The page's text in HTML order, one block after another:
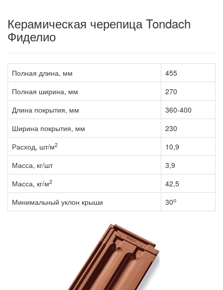
Керамическая черепица Tondach
Фиделио
Полная длина, мм
455
Полная ширина, мм
270
Длина покрытия, мм
360-400
Ширина покрытия, мм
230
Расход, шт/м2
10,9
Масса, кг/шт
3,9
Масса, кг/м2
42,5
Минимальный уклон крыши
30о